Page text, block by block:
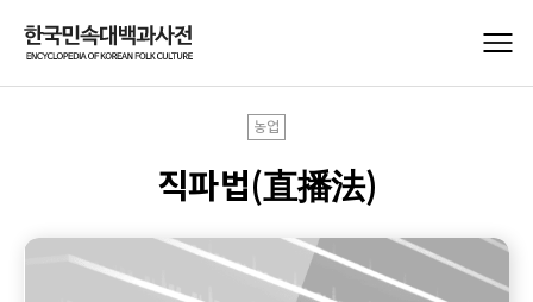
농업
직파법(直播法)